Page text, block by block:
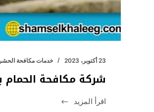
23 أكتوبر، 2023 خدمات مكافحة
شركة مكافحة الحمام
اقرأ المزيد
شركة